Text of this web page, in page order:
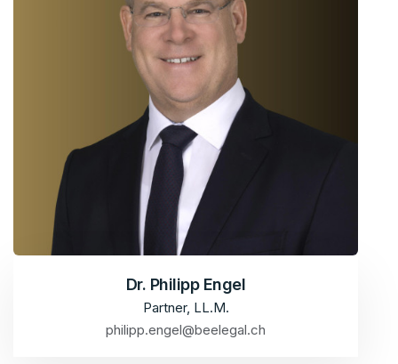
Dr. Philipp Engel
Partner, LL.M.
philipp.engel@beelegal.ch